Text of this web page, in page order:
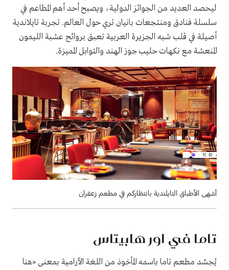
ليحصد العديد من الجوائز الدولية، ويصبح أحد أهم المطاعم في
سلسلة فنادق ومنتجعات بانيان تري حول العالم. تجربة تايلاندية
أصيلة في قلب شبه الجزيرة العربية تعبق بروائح عشبة الليمون
المنعشة مع نكهات حليب جوز الهند والتوابل المميزة.
أشهى الأطباق التايلندية بانتظاركم في مطعم زعفران
تاما في اور هابيتاس
يُجسّد مطعم تاما باسمه المأخوذ من اللغة الآرامية بمعنى «هنا